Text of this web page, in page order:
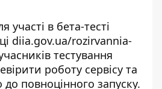
участі в бета-тесті
diia.gov.ua/rozirvannia-
тестування
роботу сервісу та
до повноцінного запуску.